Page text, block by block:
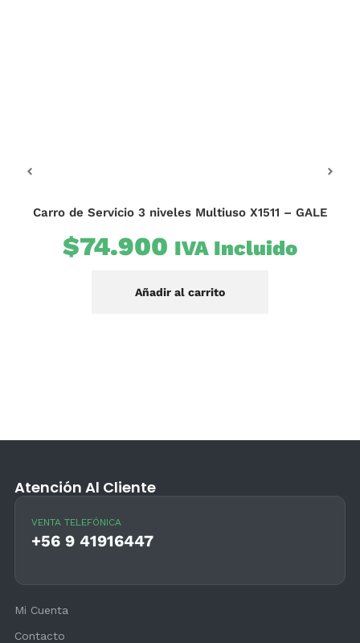
Carro de Servicio 3 niveles Multiuso X1511 – GALE
$74.900 IVA Incluido
Añadir al carrito
Atención Al Cliente
VENTA TELEFÓNICA
+56 9 41916447
Mi Cuenta
Contacto